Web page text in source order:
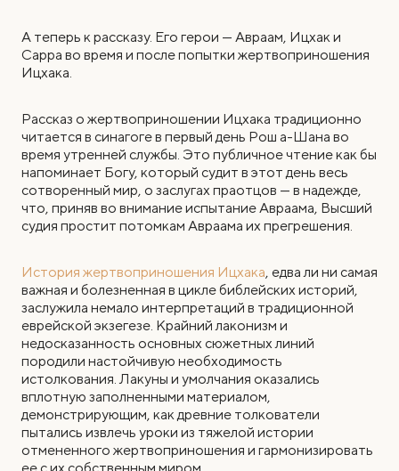
А теперь к рассказу. Его герои — Авраам, Ицхак и
Сарра во время и после попытки жертвоприношения
Ицхака.
Рассказ о жертвоприношении Ицхака традиционно
читается в синагоге в первый день Рош а-Шана во
время утренней службы. Это публичное чтение как бы
напоминает Богу, который судит в этот день весь
сотворенный мир, о заслугах праотцов — в надежде,
что, приняв во внимание испытание Авраама, Высший
судия простит потомкам Авраама их прегрешения.
История жертвоприношения Ицхака, едва ли ни самая
важная и болезненная в цикле библейских историй,
заслужила немало интерпретаций в традиционной
еврейской экзегезе. Крайний лаконизм и
недосказанность основных сюжетных линий
породили настойчивую необходимость
истолкования. Лакуны и умолчания оказались
вплотную заполненными материалом,
демонстрирующим, как древние толкователи
пытались извлечь уроки из тяжелой истории
отмененного жертвоприношения и гармонизировать